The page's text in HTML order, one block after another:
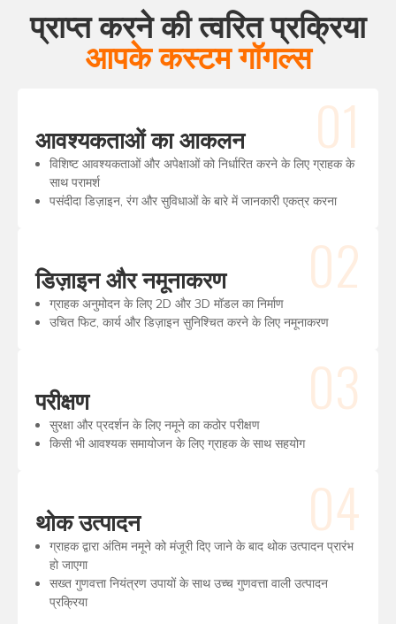
प्राप्त करने की त्वरित प्रक्रिया
आपके कस्टम गॉगल्स
01
आवश्यकताओं का आकलन
विशिष्ट आवश्यकताओं और अपेक्षाओं को निर्धारित करने के लिए ग्राहक के
साथ परामर्श
पसंदीदा डिज़ाइन, रंग और सुविधाओं के बारे में जानकारी एकत्र करना
02
डिज़ाइन और नमूनाकरण
ग्राहक अनुमोदन के लिए 2D और 3D मॉडल का निर्माण
उचित फिट, कार्य और डिज़ाइन सुनिश्चित करने के लिए नमूनाकरण
03
परीक्षण
सुरक्षा और प्रदर्शन के लिए नमूने का कठोर परीक्षण
किसी भी आवश्यक समायोजन के लिए ग्राहक के साथ सहयोग
04
थोक उत्पादन
ग्राहक द्वारा अंतिम नमूने को मंजूरी दिए जाने के बाद थोक उत्पादन प्रारंभ
हो जाएगा
सख्त गुणवत्ता नियंत्रण उपायों के साथ उच्च गुणवत्ता वाली उत्पादन
प्रक्रिया